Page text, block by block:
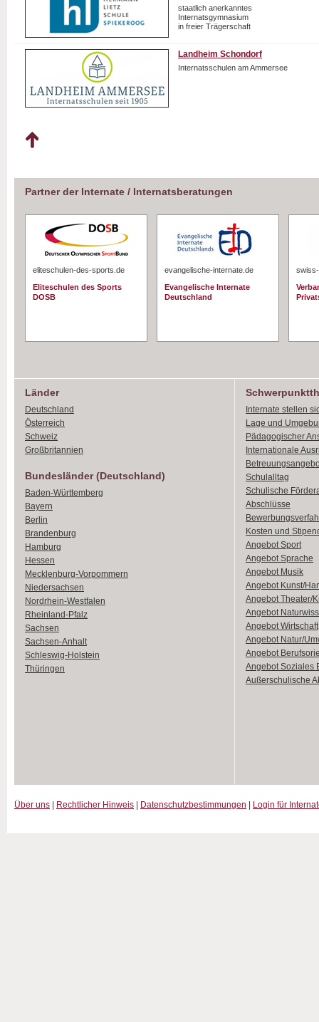
staatlich anerkanntes
Internatsgymnasium
in freier Trägerschaft
Landheim Schondorf
Internatsschulen am Ammersee
Partner der Internate / Internatsberatungen
eliteschulen-des-sports.de
Eliteschulen des Sports
DOSB
evangelische-internate.de
Evangelische Internate
Deutschland
Länder
Deutschland
Österreich
Schweiz
Großbritannien
Bundesländer (Deutschland)
Baden-Württemberg
Bayern
Berlin
Brandenburg
Hamburg
Hessen
Mecklenburg-Vorpommern
Niedersachsen
Nordrhein-Westfalen
Rheinland-Pfalz
Sachsen
Sachsen-Anhalt
Schleswig-Holstein
Thüringen
Internate stellen
Lage und
Pädagogischer
Internationale
Schulalltag
Schulische
Abschlüsse
Kosten und
Angebot Sport
Angebot Sprache
Angebot Musik
Angebot Kunst/
Angebot Theater/
Angebot
Angebot Wirtschaft
Angebot Natur/
Angebot
Angebot Soziales
Außerschulische
Über uns Rechtlicher Hinweis Datenschutzbestimmungen Login für